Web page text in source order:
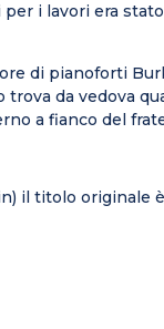
i lavori era
di pianoforti
trova da vedova
a fianco del
il titolo originale è